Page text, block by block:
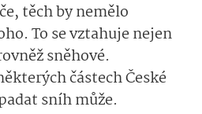
těch by nemělo
To se vztahuje nejen
sněhové.
částech České
sníh může.